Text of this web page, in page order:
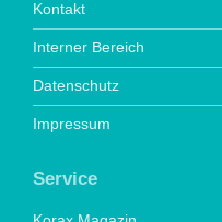
Kontakt
Interner Bereich
Datenschutz
Impressum
Service